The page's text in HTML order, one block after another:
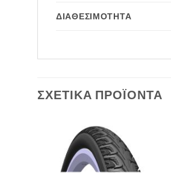
ΔΙΑΘΕΣΙΜΟΤΗΤΑ
ΣΧΕΤΙΚΆ ΠΡΟΪΌΝΤΑ
στην λίστα
επιθυμιών